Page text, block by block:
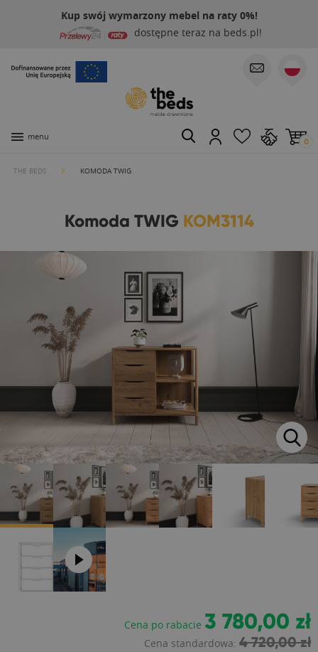
Kup swój wymarzony mebel na raty 0%!
dostępne teraz na beds.pl!
menu 0
THE BEDS KOMODA TWIG
Komoda TWIG KOM3114
Cena po rabacie 3 780,00 zł
Cena standardowa: 4 720,00 zł